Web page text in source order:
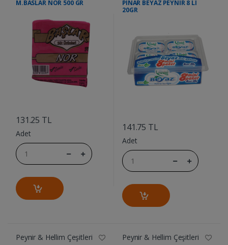
M.BASLAR NOR 500 GR
131.25 TL
Adet
PINAR BEYAZ PEYNIR 8 LI
20GR
141.75 TL
Adet
Peynir & Hellim Çeşitleri Peynir & Hellim Çeşitleri